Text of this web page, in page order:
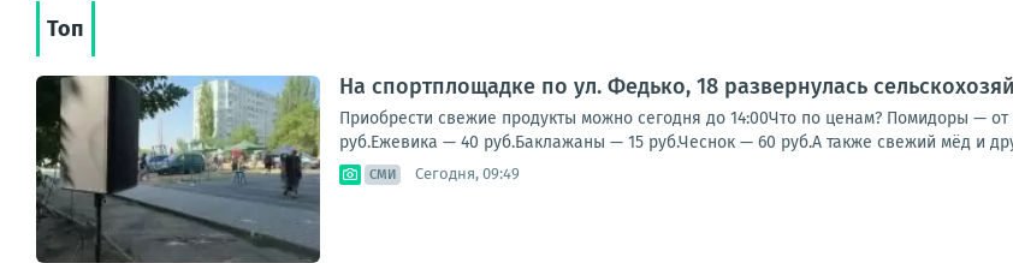
Топ
На спортплощадке по ул. Федько, 18 развернулась
Приобрести свежие продукты можно сегодня до 14:00Что по ценам? Помидоры —
руб.Ежевика — 40 руб.Баклажаны — 15 руб.Чеснок — 60 руб.А также свежий мёд и
СМИ Сегодня, 09:49